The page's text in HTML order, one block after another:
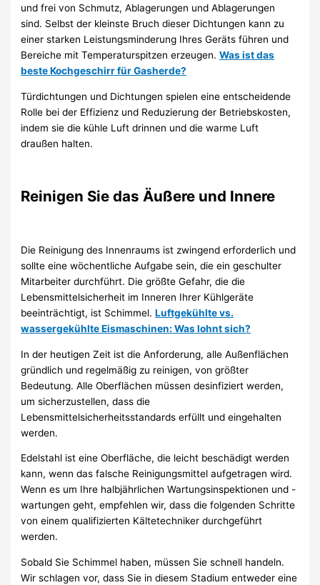
und frei von Schmutz, Ablagerungen und Ablagerungen
sind. Selbst der kleinste Bruch dieser Dichtungen kann zu
einer starken Leistungsminderung Ihres Geräts führen und
Bereiche mit Temperaturspitzen erzeugen.Was ist das
beste Kochgeschirr für Gasherde?
Türdichtungen und Dichtungen spielen eine entscheidende
Rolle bei der Effizienz und Reduzierung der Betriebskosten,
indem sie die kühle Luft drinnen und die warme Luft
draußen halten.
Reinigen Sie das Äußere und Innere
Die Reinigung des Innenraums ist zwingend erforderlich und
sollte eine wöchentliche Aufgabe sein, die ein geschulter
Mitarbeiter durchführt. Die größte Gefahr, die die
Lebensmittelsicherheit im Inneren Ihrer Kühlgeräte
beeinträchtigt, ist Schimmel.Luftgekühlte vs.
wassergekühlte Eismaschinen: Was lohnt sich?
In der heutigen Zeit ist die Anforderung, alle Außenflächen
gründlich und regelmäßig zu reinigen, von größter
Bedeutung. Alle Oberflächen müssen desinfiziert werden,
um sicherzustellen, dass die
Lebensmittelsicherheitsstandards erfüllt und eingehalten
werden.
Edelstahl ist eine Oberfläche, die leicht beschädigt werden
kann, wenn das falsche Reinigungsmittel aufgetragen wird.
Wenn es um Ihre halbjährlichen Wartungsinspektionen und -
wartungen geht, empfehlen wir, dass die folgenden Schritte
von einem qualifizierten Kältetechniker durchgeführt
werden.
Sobald Sie Schimmel haben, müssen Sie schnell handeln.
Wir schlagen vor, dass Sie in diesem Stadium entweder eine